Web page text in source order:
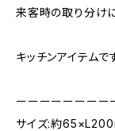
来客時の取り分け
キッチンアイテム
ーーーーーーーー
サイズ:約